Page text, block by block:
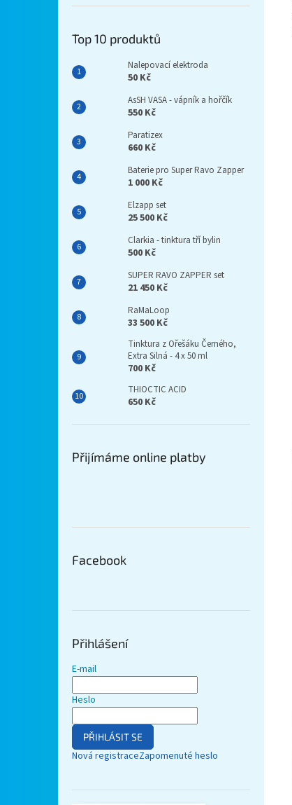
Top 10 produktů
Nalepovací elektroda
50 Kč
AsSH VASA - vápník a hořčík
550 Kč
Paratizex
660 Kč
Baterie pro Super Ravo Zapper
1 000 Kč
Elzapp set
25 500 Kč
Clarkia - tinktura tří bylin
500 Kč
SUPER RAVO ZAPPER set
21 450 Kč
RaMaLoop
33 500 Kč
Tinktura z Ořešáku Černého,
Extra Silná - 4 x 50 ml
700 Kč
THIOCTIC ACID
650 Kč
Přijímáme online platby
Facebook
Přihlášení
E-mail
Heslo
PŘIHLÁSIT SE
Nová registraceZapomenuté heslo